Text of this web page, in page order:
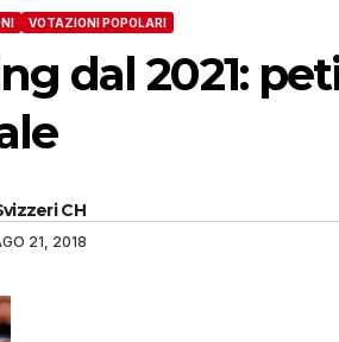
VOTAZIONI POPOLARI
dal 2021:
CH
21, 2018